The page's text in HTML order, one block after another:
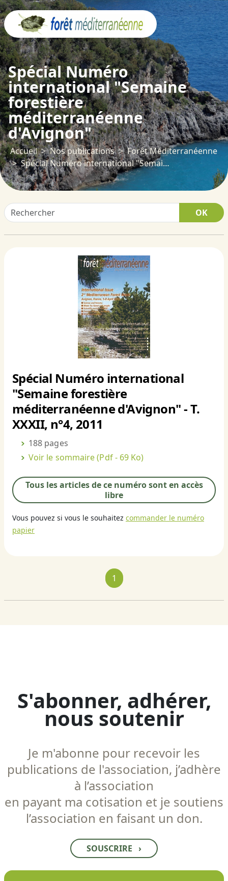
Spécial Numéro
international "Semaine
forestière
méditerranéenne
d'Avignon"
Accueil Nos publications
Forêt Méditerranéenne
Spécial Numéro international "Semaine forestière méditerranéenne d'Avignon"
Spécial Numéro international
"Semaine forestière
méditerranéenne d'Avignon" - T.
XXXII, n°4, 2011
188 pages
Voir le sommaire(Pdf - 69 Ko)
Tous les articles de ce numéro sont en accès
libre
Vous pouvez si vous le souhaitez commander le numéro
papier
1
S'abonner, adhérer,
nous soutenir
Je m'abonne pour recevoir les
publications de l'association, j’adhère
à l’association
en payant ma cotisation et je soutiens
l’association en faisant un don.
SOUSCRIRE ›
Panneau de gestion des cookies